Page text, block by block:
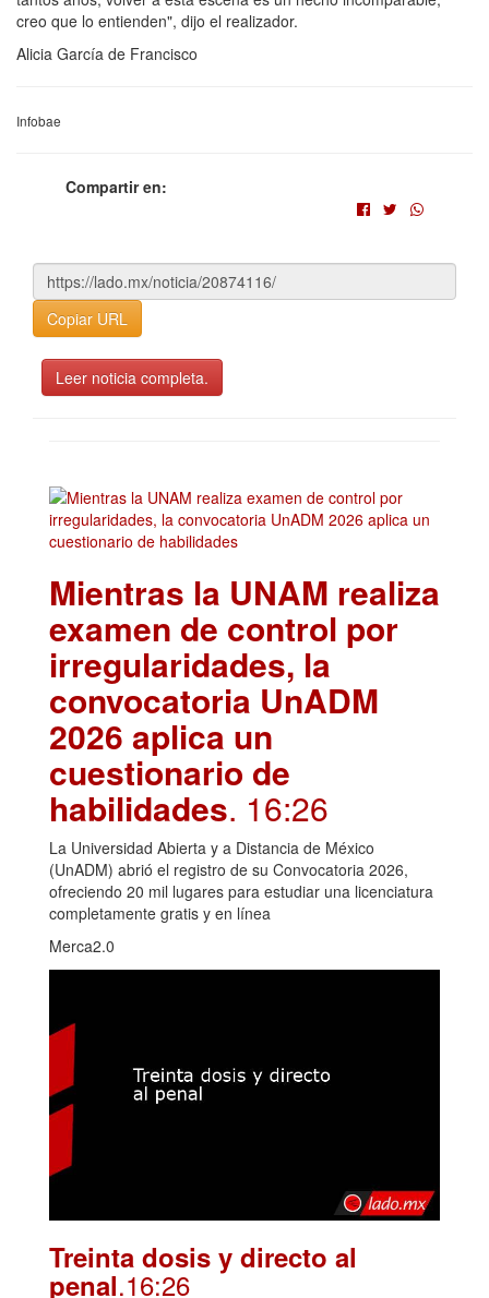
creo que lo entienden", dijo el realizador.
Alicia García de Francisco
Infobae
Compartir en:
Copiar URL
Leer noticia completa.
Mientras la UNAM realiza
examen de control por
irregularidades, la
convocatoria UnADM
2026 aplica un
cuestionario de
habilidades. 16:26
La Universidad Abierta y a Distancia de México
(UnADM) abrió el registro de su Convocatoria 2026,
ofreciendo 20 mil lugares para estudiar una licenciatura
completamente gratis y en línea
Merca2.0
Treinta dosis y directo al
penal.16:26